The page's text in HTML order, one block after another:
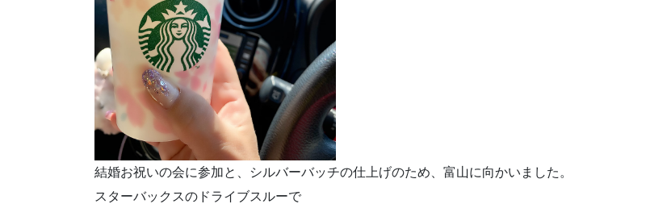
結婚お祝いの会に参加と、シルバーバッチの仕上げのため、富山に向かいました。
スターバックスのドライブスルーで